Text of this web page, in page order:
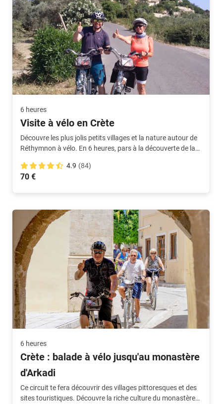
6 heures
Visite à vélo en Crète
Découvre les plus jolis petits villages et la nature autour de
Réthymnon à vélo. En 6 heures, pars à la découverte de la
4.9 (84)
70 €
6 heures
Crète : balade à vélo jusqu'au monastère
d'Arkadi
Ce circuit te fera découvrir des villages pittoresques et des
sites touristiques. Découvre la riche culture du monastère